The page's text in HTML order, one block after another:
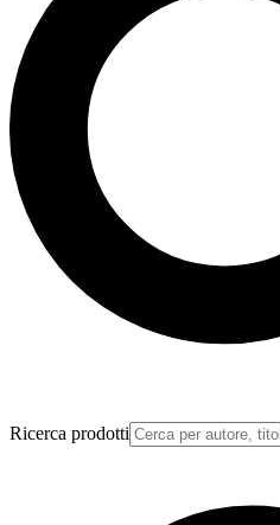
Ricerca prodotti